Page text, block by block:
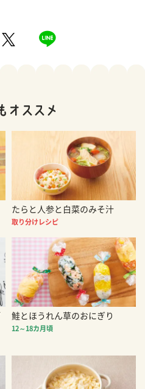
たらと人参と白菜のみそ汁
取り分けレシピ
鮭とほうれん草のおにぎり
12～18カ月頃